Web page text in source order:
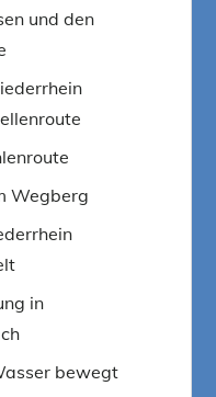
und den
Wegberg
in
bewegt